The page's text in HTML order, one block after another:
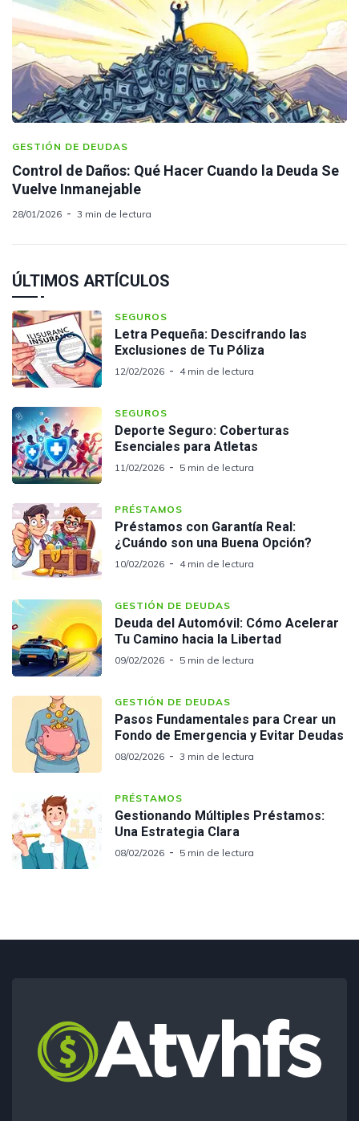
GESTIÓN DE DEUDAS
Control de Daños: Qué Hacer Cuando la Deuda Se
Vuelve Inmanejable
28/01/2026 3 min de lectura
ÚLTIMOS ARTÍCULOS
SEGUROS
Letra Pequeña: Descifrando las
Exclusiones de Tu Póliza
12/02/2026 4 min de lectura
SEGUROS
Deporte Seguro: Coberturas
Esenciales para Atletas
11/02/2026 5 min de lectura
PRÉSTAMOS
Préstamos con Garantía Real:
¿Cuándo son una Buena Opción?
10/02/2026 4 min de lectura
GESTIÓN DE DEUDAS
Deuda del Automóvil: Cómo Acelerar
Tu Camino hacia la Libertad
09/02/2026 5 min de lectura
GESTIÓN DE DEUDAS
Pasos Fundamentales para Crear un
Fondo de Emergencia y Evitar Deudas
08/02/2026 3 min de lectura
PRÉSTAMOS
Gestionando Múltiples Préstamos:
Una Estrategia Clara
08/02/2026 5 min de lectura